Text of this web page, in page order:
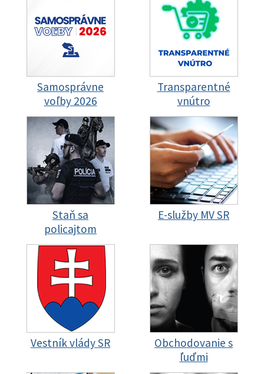
Samosprávne
voľby 2026
Transparentné
vnútro
Staň sa
policajtom
E-služby MV SR
Vestník vlády SR
Obchodovanie s
ľuďmi